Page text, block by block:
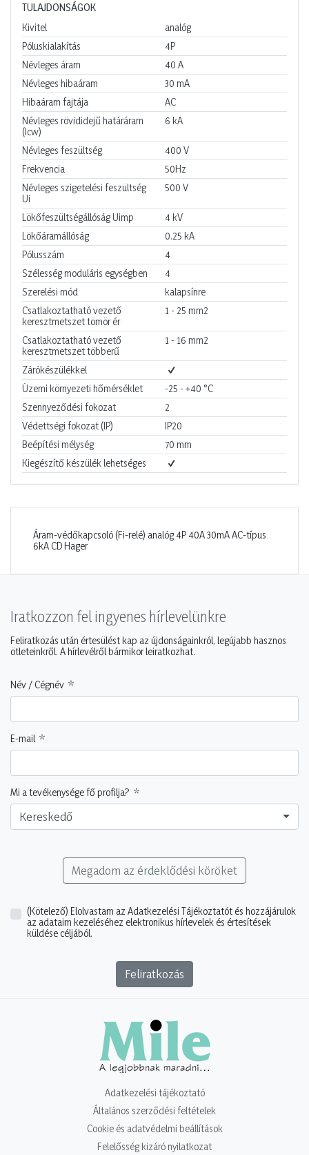
TULAJDONSÁGOK
Kivitel
analóg
Póluskialakítás
4P
Névleges áram
40 A
Névleges hibaáram
30 mA
Hibaáram fajtája
AC
Névleges rövididejű határáram
(Icw)
6 kA
Névleges feszültség 400 V
Frekvencia
50Hz
Névleges szigetelési feszültség
Ui
500 V
Lökőfeszültségállóság Uimp 4 kV
Lökőáramállóság
0.25 kA
Pólusszám
4
Szélesség moduláris egységben
4
Szerelési mód
kalapsínre
Csatlakoztatható vezető
keresztmetszet tömör ér
1 - 25 mm2
Csatlakoztatható vezető
keresztmetszet többerű
1 - 16 mm2
Zárókészülékkel
Üzemi környezeti hőmérséklet
-25 - +40 °C
Szennyeződési fokozat
2
Védettségi fokozat (IP)
IP20
Beépítési mélység
70 mm
Kiegészítő készülék lehetséges
Áram-védőkapcsoló (Fi-relé) analóg 4P 40A 30mA AC-típus
6kA CD Hager
Iratkozzon fel ingyenes hírlevelünkre
Feliratkozás után értesülést kap az újdonságainkról, legújabb hasznos
ötleteinkről. A hírlevélről bármikor leiratkozhat.
Név / Cégnév
E-mail
Mi a tevékenysége fő profilja?
Kereskedő
Megadom az érdeklődési köröket
(Kötelező) Elolvastam az Adatkezelési Tájékoztatót és hozzájárulok
az adataim kezeléséhez elektronikus hírlevelek és értesítések
küldése céljából.
Feliratkozás
Adatkezelési tájékoztató
Általános szerződési feltételek
Cookie és adatvédelmi beállítások
Felelősség kizáró nyilatkozat